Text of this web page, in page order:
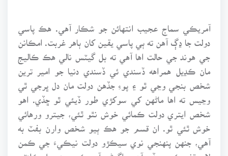
آمريڪي سماج عجيب انتهائن جو شڪار آهي. هڪ پاسي
دولت جا ڍڳ آهن ته ٻي پاسي يقين کان ٻاهر غربت. امڪانن
جي هوند جي حالت اها آهي ته بل گيٽس نالي هڪ ڪاليج
مان ڪڍيل همراهه ڏسندي ئي ڏسندي دنيا جو امير ترين
شخص بنجي وڃي ٿو ۽ پوءِ جڏهن دولت مان دل ڀرجي ٿي
وڃيس ته اها ماڻهن کي سوکڙي طور ڏيئي ٿو ڇڏي. اهو
شخص ايتري دولت ڪمائي خوش نٿو ٿئي، جيترو ورهائي
خوش ٿئي ٿو. ان قسم جو هڪ ٻيو شخص وارن بفٽ به
آهي، جنهن پنهنجي نوي سيڪڙو دولت نيڪيءَ جي ڪمن
لاءِ وقف ڪري ڇڏي آهي. اڳوڻي آمريڪي صدر بل ڪلنٽن